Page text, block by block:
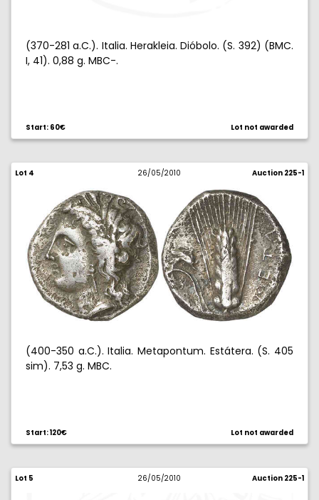
(370-281 a.C.). Italia. Herakleia. Dióbolo. (S. 392) (BMC.
I, 41). 0,88 g. MBC-.
Start: 60€ Lot not awarded
Lot 4 26/05/2010 Auction 225-1
(400-350 a.C.). Italia. Metapontum. Estátera. (S. 405
sim). 7,53 g. MBC.
Start: 120€ Lot not awarded
Lot 5 26/05/2010 Auction 225-1